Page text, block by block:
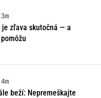
3m
zľava skutočná — a
4m
beží: Nepremeškajte